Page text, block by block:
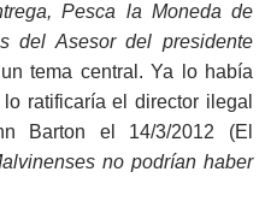
Pesca la Moneda de
del Asesor del presidente
tema central. Ya lo había
ratificaría el director ilegal
Barton el 14/3/2012 (El
no podrían haber